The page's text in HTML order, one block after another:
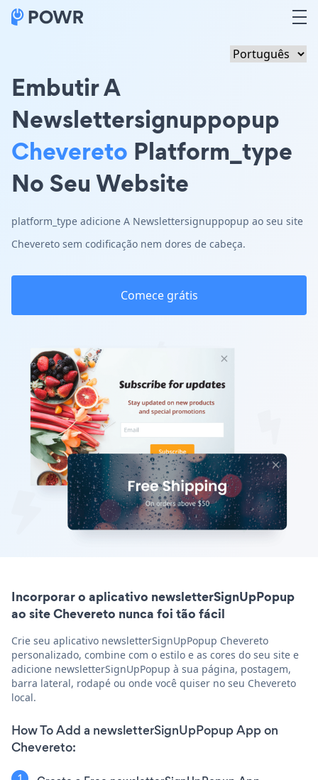
Embutir A
Newslettersignuppopup
Chevereto Platform_type
No Seu Website
platform_type adicione A Newslettersignuppopup ao seu site
Chevereto sem codificação nem dores de cabeça.
Comece grátis
Incorporar o aplicativo newsletterSignUpPopup
ao site Chevereto nunca foi tão fácil
Crie seu aplicativo newsletterSignUpPopup Chevereto
personalizado, combine com o estilo e as cores do seu site e
adicione newsletterSignUpPopup à sua página, postagem,
barra lateral, rodapé ou onde você quiser no seu Chevereto
local.
How To Add a newsletterSignUpPopup App on
Chevereto: